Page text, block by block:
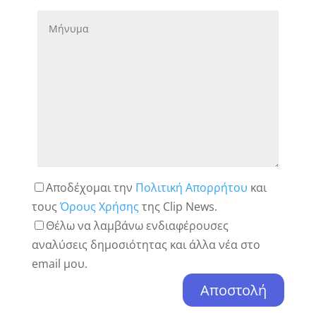
Αποδέχομαι την Πολιτική Απορρήτου και
τους Όρους Χρήσης της Clip News.
Θέλω να λαμβάνω ενδιαφέρουσες
αναλύσεις δημοσιότητας και άλλα νέα στο
email μου.